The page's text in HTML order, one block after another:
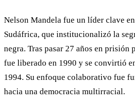
Nelson Mandela fue un líder clave
Sudáfrica, que institucionalizó la
negra. Tras pasar 27 años en
fue liberado en 1990 y se convirtió
1994. Su enfoque colaborativo fue
hacia una democracia multirracial.